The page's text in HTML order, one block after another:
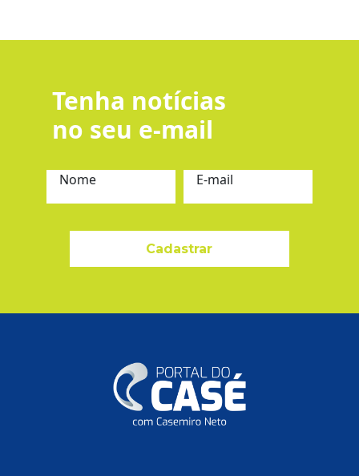
Tenha notícias
no seu e-mail
Nome E-mail
Cadastrar